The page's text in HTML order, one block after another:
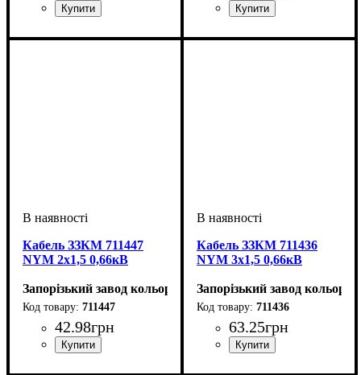
Кабель ЗЗКМ 711447
NYM 2x1,5 0,66кВ
Запорізький завод кольорових металів (ЗЗКМ)
711447
42.98грн
Кабель ЗЗКМ 711436
NYM 3x1,5 0,66кВ
Запорізький завод
711436
63.25грн